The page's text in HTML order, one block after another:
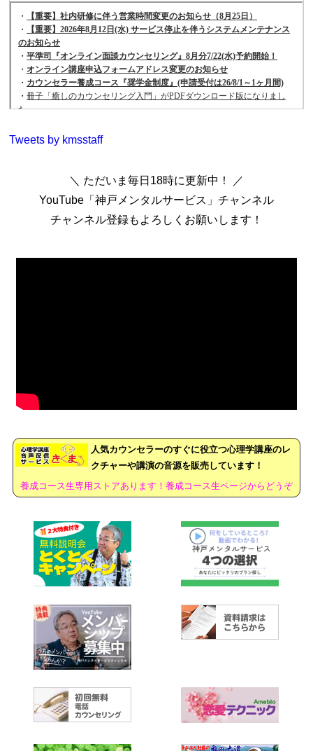
Tweets by kmsstaff
＼ ただいま毎日18時に更新中！ ／
YouTube「神戸メンタルサービス」チャンネル
チャンネル登録もよろしくお願いします！
人気カウンセラーのすぐに役立つ心理学講座のレ
クチャーや講演の音源を販売しています！
養成コース生専用ストアあります！養成コース生ページからどうぞ